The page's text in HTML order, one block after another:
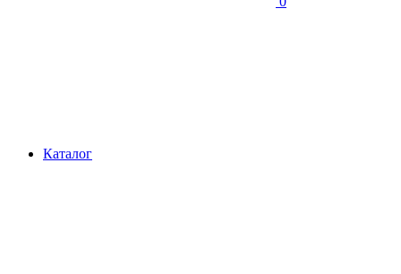
Каталог